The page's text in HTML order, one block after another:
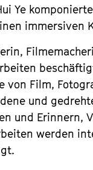
Ye
immersiven
von Film,
und
und Erinnern,
werden